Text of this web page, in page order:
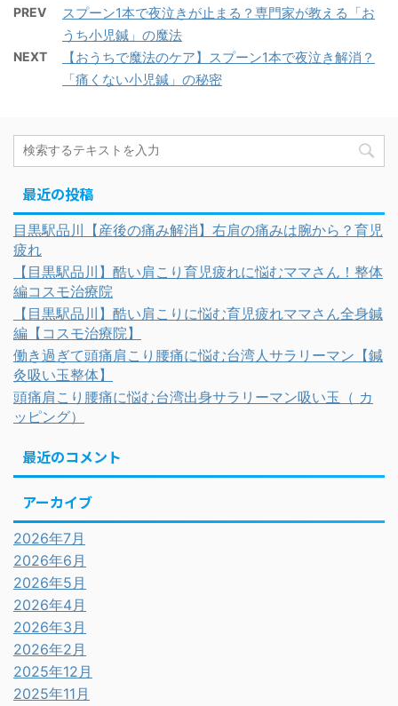
PREV
スプーン1本で夜泣きが止まる？専門家が教える「お
うち小児鍼」の魔法
NEXT
【おうちで魔法のケア】スプーン1本で夜泣き解消？
「痛くない小児鍼」の秘密
最近の投稿
目黒駅品川【産後の痛み解消】右肩の痛みは腕から？育児
疲れ
【目黒駅品川】酷い肩こり育児疲れに悩むママさん！整体
編コスモ治療院
【目黒駅品川】酷い肩こりに悩む育児疲れママさん全身鍼
編【コスモ治療院】
働き過ぎて頭痛肩こり腰痛に悩む台湾人サラリーマン【鍼
灸吸い玉整体】
頭痛肩こり腰痛に悩む台湾出身サラリーマン吸い玉（ カ
ッピング）
最近のコメント
アーカイブ
2026年7月
2026年6月
2026年5月
2026年4月
2026年3月
2026年2月
2025年12月
2025年11月